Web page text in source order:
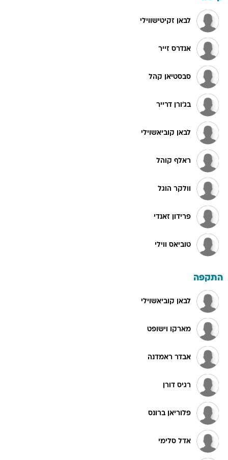
לבאן זקיטישווילי
אנדרס זייר
סבסטיאן קהל
בג'ורן דרייר
לבאן קוביאשוילי
ראלף קוהל
וולקר הוגל
פרידון זאנדי
טוביאס ווילי
התקפה
לבאן קוביאשוילי
מארקו וישופט
אבדר ראמדנה
רגיס דורן
פלוריאן ברונס
אדל סלימי